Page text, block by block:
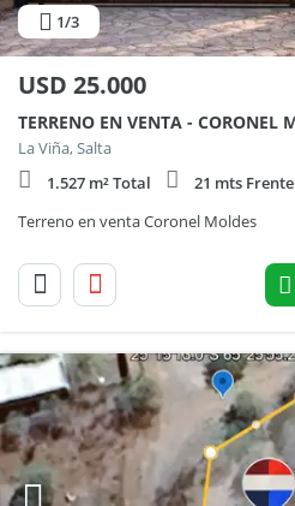
1/3
USD 25.000
La Viña, Salta
1.527 m² Total
21 mts Frente
Terreno en venta Coronel Moldes